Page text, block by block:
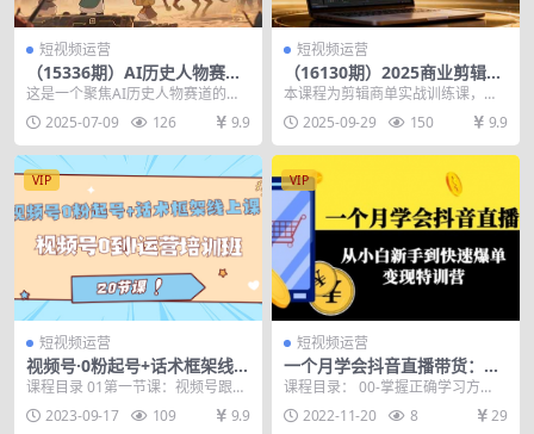
短视频运营
（15336期）AI历史人物赛道
课程，2个月涨粉56万，含伙
伴计划与收徒运营策略
这是一个聚焦AI历史人物赛道的短
视频创作培训项目，通过系统化课
程帮助创作者快速掌...
2025-07-09 126 9.9
短视频运营
（16130期）2025商业剪辑变
现课：真实案例+素材+拉片
+节奏调色，单条商单报价500
-5000
本课程为剪辑商单实战训练课，通
过34节系统教学拆解商业剪辑全流
程。课程分为5大模...
2025-09-29 150 9.9
VIP
短视频运营
视频号·0粉起号+话术框架线上
课：视频号0到1运营培训班
课程目录 01第一节课：视频号跟料
首的5个核心差异 .mp4 02第二节
课：视频...
2023-09-17 109 9.9
VIP
短视频运营
一个月学会抖音直播带货：从
小白新手到快速爆单高手全套
课程目录： 00-掌握正确学习方
法，快速学会直播带货.mp4 01-新
手关于直播...
2022-11-20 8 29